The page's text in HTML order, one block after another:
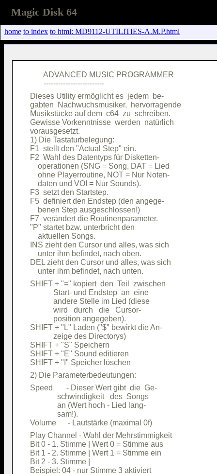
Magic Disk 64
home to index to html: MD9112-UTILITIES-A.M.P.html
       ADVANCED MUSIC PROGRAMMER
Dieses Utility ermöglicht es  jedem  be-
gabten  Nachwuchsmusiker,  hervorragende
Musikstücke auf dem  c64  zu  schreiben.
Gewisse Vorkenntnisse  werden  natürlich
vorausgesetzt.
1) Die Tastaturbelegung:
F1  stellt den "Actual Step" ein.
F2  Wahl des Datentyps für Disketten-
    operationen (SNG = Song, DAT = Lied
    ohne Playerroutine, NOT = Nur Noten-
    daten und VOI = Nur Sounds).
F3  setzt den Startstep.
F5  definiert den Endstep (den angege-
    benen Step ausgeschlossen!)
F7  verändert die Routinenparameter.
"P" startet bzw. unterbricht den
    aktuellen Songs.
INS zieht den Cursor und alles, was sich
    unter ihm befindet, nach oben.
DEL zieht den Cursor und alles, was sich
SHIFT + "=" kopiert  den  Teil  zwischen
            Start- und Endstep  an  eine
            andere Stelle im Lied (diese
            wird   durch   die   Cursor-
            position angegeben).
SHIFT + "L" Laden ("$" bewirkt die An-
            zeige des Directorys)
SHIFT + "S" Speichern
SHIFT + "E" Sound editieren
Speed       - Dieser Wert gibt  die  Ge-
              schwindigkeit   des  Songs
              an (Wert hoch - Lied lang-
              sam!).
Play Channel - Wahl der Mehrstimmigkeit
Bit 0 - 1. Stimme | Wert 0 = Stimme aus
Bit 1 - 2. Stimme | Wert 1 = Stimme ein
Bit 2 - 3. Stimme |